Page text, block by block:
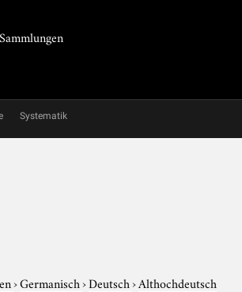
Systematik
›Germanisch›Deutsch›Althochdeutsch